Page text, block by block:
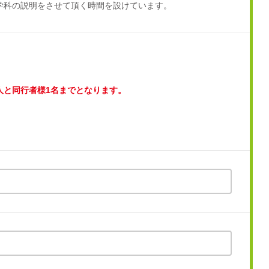
の説明をさせて頂く時間を設けています。
同行者様1名までとなります。